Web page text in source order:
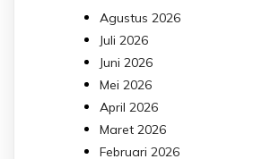
Agustus 2026
Juli 2026
Juni 2026
Mei 2026
April 2026
Maret 2026
Februari 2026